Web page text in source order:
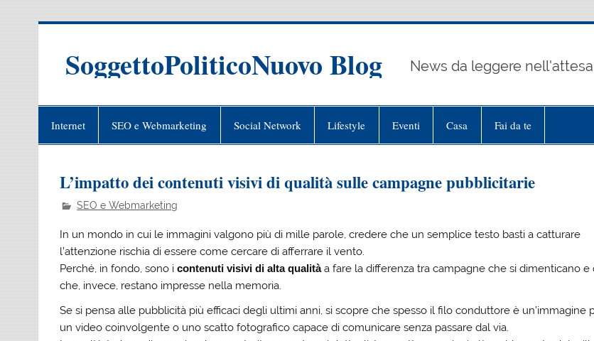
SoggettoPoliticoNuovo Blog News da leggere
Internet SEO e Webmarketing Social Network Lifestyle Eventi Casa Fai da te
L’impatto dei contenuti visivi di qualità sulle campagne pubblicitarie
SEO e Webmarketing
In un mondo in cui le immagini valgono più di mille parole, credere che un semplice testo basti a catturare
l’attenzione rischia di essere come cercare di afferrare il vento.
Perché, in fondo, sono icontenuti visivi di alta qualitàa fare la differenza tra campagne che si dimenticano e
che, invece, restano impresse nella memoria.
Se si pensa alle pubblicità più efficaci degli ultimi anni, si scopre che spesso il filo conduttore è un’immagine
un video coinvolgente o uno scatto fotografico capace di comunicare senza passare dal via.